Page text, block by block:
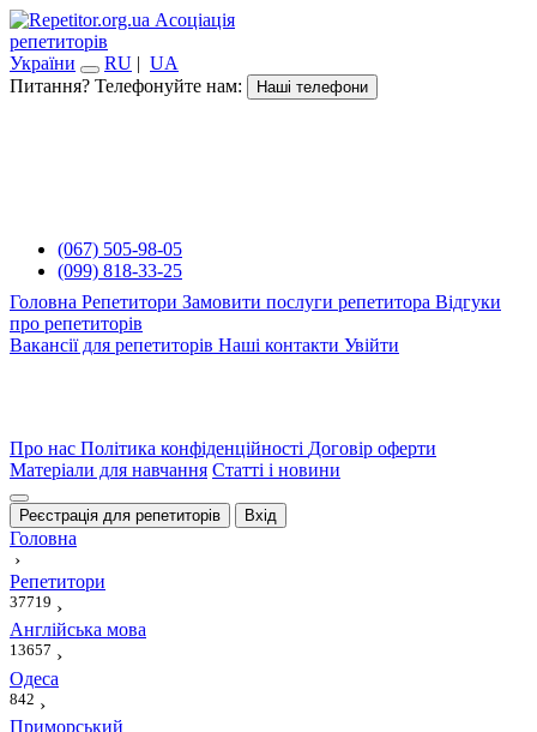
Асоціація
репетиторів
України
RU | UA
Питання? Телефонуйте нам:
Наші телефони
(067) 505-98-05
(099) 818-33-25
Головна Репетитори Замовити послуги репетитора Відгуки
про репетиторів
Вакансії для репетиторів Наші контакти Увійти
Про нас Політика конфіденційності Договір оферти
Матеріали для навчання Статті і новини
Реєстрація для репетиторів Вхід
Головна
›
Репетитори
37719 ›
Англійська мова
13657 ›
Одеса
842 ›
Приморський